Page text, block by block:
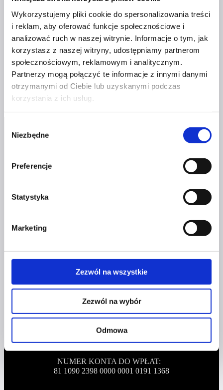
Wykorzystujemy pliki cookie do spersonalizowania treści
i reklam, aby oferować funkcje społecznościowe i
analizować ruch w naszej witrynie. Informacje o tym, jak
korzystasz z naszej witryny, udostępniamy partnerom
społecznościowym, reklamowym i analitycznym.
Partnerzy mogą połączyć te informacje z innymi danymi
otrzymanymi od Ciebie lub uzyskanymi podczas
korzystania z ich usług.
zgody
Niezbędne
Preferencje
Statystyka
Marketing
Zezwól na wszystkie
Zezwól na wybór
Odmowa
NETWORKING Z CZERWONĄ
SZPILKĄ – WARSZAWA 17.09
329zł Pierwotna
cena
wynosiła:
249złAktualna
cena
wynosi:
Dodaj do koszyka
Kontakt
kontakt@czerwonaszpilka.pl
NUMER KONTA DO WPŁAT:
81 1090 2398 0000 0001 0191 1368